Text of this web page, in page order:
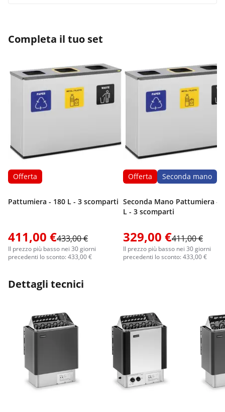
Completa il tuo set
Offerta
Pattumiera - 180 L - 3 scomparti
411,00 €433,00 €
Il prezzo più basso nei 30 giorni
precedenti lo sconto: 433,00 €
Offerta Seconda mano
Seconda Mano Pattumiera -
L - 3 scomparti
329,00 €411,00 €
Il prezzo più basso nei 30 giorni
precedenti lo sconto: 433,00 €
Dettagli tecnici